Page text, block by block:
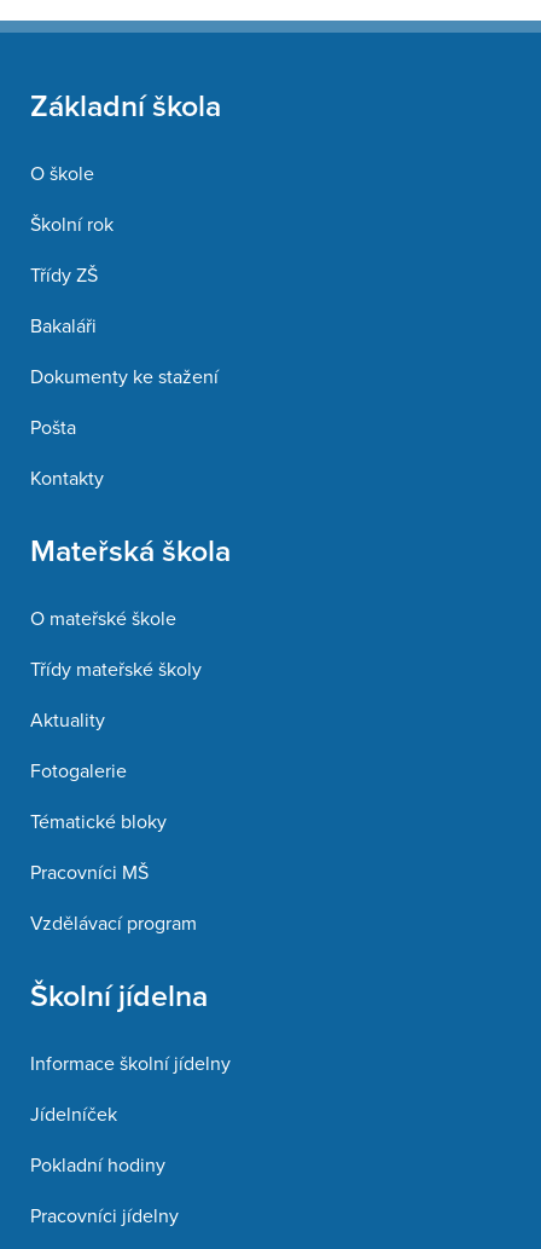
Základní škola
O škole
Školní rok
Třídy ZŠ
Bakaláři
Dokumenty ke stažení
Pošta
Kontakty
Mateřská škola
O mateřské škole
Třídy mateřské školy
Aktuality
Fotogalerie
Tématické bloky
Pracovníci MŠ
Vzdělávací program
Školní jídelna
Informace školní jídelny
Jídelníček
Pokladní hodiny
Pracovníci jídelny